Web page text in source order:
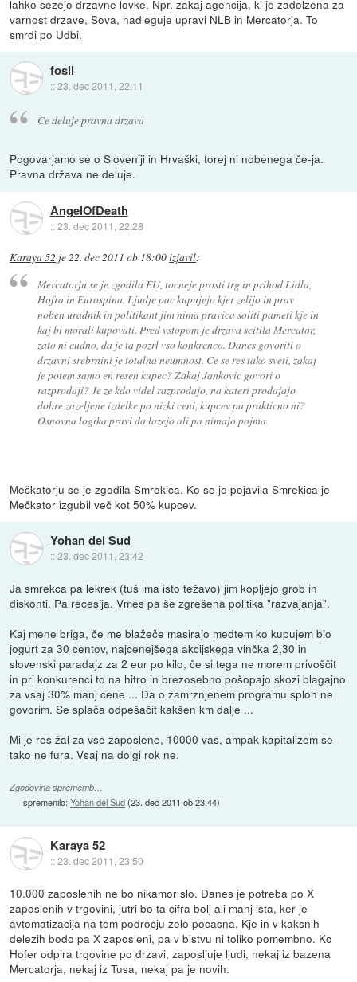
lahko sezejo drzavne lovke. Npr. zakaj agencija, ki je zadolzena za
varnost drzave, Sova, nadleguje upravi NLB in Mercatorja. To
smrdi po Udbi.
fosil
::23. dec 2011, 22:11
Ce deluje pravna drzava
Pogovarjamo se o Sloveniji in Hrvaški, torej ni nobenega če-ja.
Pravna država ne deluje.
AngelOfDeath
::23. dec 2011, 22:28
Karaya 52 je22. dec 2011 ob 18:00izjavil:
Mercatorju se je zgodila EU, tocneje prosti trg in prihod Lidla,
Hofra in Eurospina. Ljudje pac kupujejo kjer zelijo in prav
noben uradnik in politikant jim nima pravica soliti pameti kje in
kaj bi morali kupovati. Pred vstopom je drzava scitila Mercator,
zato ni cudno, da je ta pozrl vso konkrenco. Danes govoriti o
drzavni srebrnini je totalna neumnost. Ce se res tako sveti, zakaj
je potem samo en resen kupec? Zakaj Jankovic govori o
razprodaji? Je ze kdo videl razprodajo, na kateri prodajajo
dobre zazeljene izdelke po nizki ceni, kupcev pa prakticno ni?
Osnovna logika pravi da lazejo ali pa nimajo pojma.
Mečkatorju se je zgodila Smrekica. Ko se je pojavila Smrekica je
Mečkator izgubil več kot 50% kupcev.
Yohan del Sud
::23. dec 2011, 23:42
Ja smrekca pa lekrek (tuš ima isto težavo) jim kopljejo grob in
diskonti. Pa recesija. Vmes pa še zgrešena politika "razvajanja".
Kaj mene briga, če me blažeče masirajo medtem ko kupujem bio
jogurt za 30 centov, najcenejšega akcijskega vinčka 2,30 in
slovenski paradajz za 2 eur po kilo, če si tega ne morem privoščit
in pri konkurenci to na hitro in brezosebno pošopajo skozi blagajno
za vsaj 30% manj cene ... Da o zamrznjenem programu sploh ne
govorim. Se splača odpešačit kakšen km dalje ...
Mi je res žal za vse zaposlene, 10000 vas, ampak kapitalizem se
tako ne fura. Vsaj na dolgi rok ne.
Zgodovina sprememb…
spremenilo:Yohan del Sud(23. dec 2011 ob 23:44)
Karaya 52
::23. dec 2011, 23:50
10.000 zaposlenih ne bo nikamor slo. Danes je potreba po X
zaposlenih v trgovini, jutri bo ta cifra bolj ali manj ista, ker je
avtomatizacija na tem podrocju zelo pocasna. Kje in v kaksnih
delezih bodo pa X zaposleni, pa v bistvu ni toliko pomembno. Ko
Hofer odpira trgovine po drzavi, zaposljuje ljudi, nekaj iz bazena
Mercatorja, nekaj iz Tusa, nekaj pa je novih.